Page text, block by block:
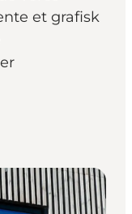
et grafisk